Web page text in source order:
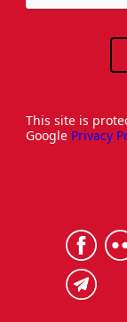
This site is
Google Privacy